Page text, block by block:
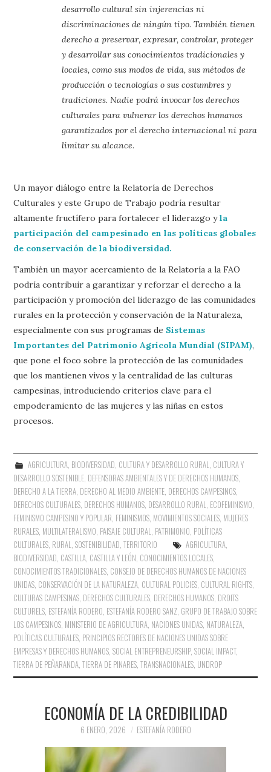
desarrollo cultural sin injerencias ni
discriminaciones de ningún tipo. También tienen
derecho a preservar, expresar, controlar, proteger
y desarrollar sus conocimientos tradicionales y
locales, como sus modos de vida, sus métodos de
producción o tecnologías o sus costumbres y
tradiciones. Nadie podrá invocar los derechos
culturales para vulnerar los derechos humanos
garantizados por el derecho internacional ni para
limitar su alcance.
Un mayor diálogo entre la Relatoría de Derechos
Culturales y este Grupo de Trabajo podría resultar
altamente fructífero para fortalecer el liderazgo yla
participación del campesinado en las políticas globales
de conservación de la biodiversidad.
También un mayor acercamiento de la Relatoría a la FAO
podría contribuir a garantizar y reforzar el derecho a la
participación y promoción del liderazgo de las comunidades
rurales en la protección y conservación de la Naturaleza,
especialmente con sus programas de Sistemas
Importantes del Patrimonio Agrícola Mundial (SIPAM),
que pone el foco sobre la protección de las comunidades
que los mantienen vivos y la centralidad de las culturas
campesinas, introduciendo criterios clave para el
empoderamiento de las mujeres y las niñas en estos
procesos.
AGRICULTURA, BIODIVERSIDAD CULTURA Y DESARROLLO RURAL CULTURA Y
DESARROLLO SOSTENIBLE DEFENSORAS AMBIENTALES Y DE DERECHOS HUMANOS
DERECHO A LA TIERRA DERECHO AL MEDIO AMBIENTE DERECHOS CAMPESINOS
DERECHOS CULTURALES DERECHOS HUMANOS DESARROLLO RURAL ECOFEMINISMO
FEMINISMO CAMPESINO Y POPULAR FEMINISMOS MOVIMIENTOS SOCIALES MUJERES
RURALES MULTILATERALISMO PAISAJE CULTURAL PATRIMONIO POLÍTICAS
CULTURALES RURAL ,SOSTENIBILIDAD ,TERRITORIO AGRICULTURA,
BIODIVERSIDAD CASTILLA CASTILLA Y LEÓN CONOCIMIENTOS LOCALES
CONOCIMIENTOS TRADICIONALES CONSEJO DE DERECHOS HUMANOS DE NACIONES
UNIDAS CONSERVACIÓN DE LA NATURALEZA CULTURAL POLICIES CULTURAL RIGHTS
CULTURAS CAMPESINAS DERECHOS CULTURALES DERECHOS HUMANOS DROITS
CULTURELS ESTEFANÍA RODERO ESTEFANÍA RODERO SANZ GRUPO DE TRABAJO SOBRE
LOS CAMPESINOS MINISTERIO DE AGRICULTURA NACIONES UNIDAS NATURALEZA
POLÍTICAS CULTURALES PRINCIPIOS RECTORES DE NACIONES UNIDAS SOBRE
EMPRESAS Y DERECHOS HUMANOS ,SOCIAL ENTREPRENEURSHIP,SOCIAL IMPACT,
TIERRA DE PEÑARANDA ,TIERRA DE PINARES ,TRANSNACIONALES UNDROP
ECONOMÍA DE LA CREDIBILIDAD
6 ENERO, 2026 ESTEFANÍA RODERO